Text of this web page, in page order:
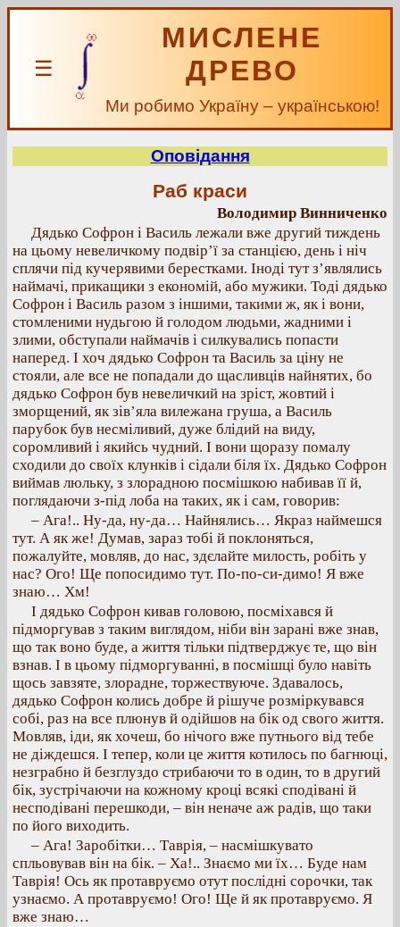
☰
МИСЛЕНЕ
ДРЕВО
Ми робимо Україну – українською!
Оповідання
Раб краси
Володимир Винниченко
Дядько Софрон і Василь лежали вже другий тиждень
на цьому невеличкому подвір’ї за станцією, день і ніч
сплячи під кучерявими берестками. Іноді тут з’являлись
наймачі, прикащики з економій, або мужики. Тоді дядько
Софрон і Василь разом з іншими, такими ж, як і вони,
стомленими нудьгою й голодом людьми, жадними і
злими, обступали наймачів і силкувались попасти
наперед. І хоч дядько Софрон та Василь за ціну не
стояли, але все не попадали до щасливців найнятих, бо
дядько Софрон був невеличкий на зріст, жовтий і
зморщений, як зів’яла вилежана груша, а Василь
парубок був несміливий, дуже блідий на виду,
соромливий і якийсь чудний. І вони щоразу помалу
сходили до своїх клунків і сідали біля їх. Дядько Софрон
виймав люльку, з злорадною посмішкою набивав її й,
поглядаючи з-під лоба на таких, як і сам, говорив:
– Ага!.. Ну-да, ну-да… Найнялись… Якраз наймешся
тут. А як же! Думав, зараз тобі й поклоняться,
пожалуйте, мовляв, до нас, здєлайте милость, робіть у
нас? Ого! Ще попосидимо тут. По-по-си-димо! Я вже
знаю… Хм!
І дядько Софрон кивав головою, посміхався й
підморгував з таким виглядом, ніби він зарані вже знав,
що так воно буде, а життя тільки підтверджує те, що він
взнав. І в цьому підморгуванні, в посмішці було навіть
щось завзяте, злорадне, торжествуюче. Здавалось,
дядько Софрон колись добре й рішуче розміркувався
собі, раз на все плюнув й одійшов на бік од свого життя.
Мовляв, іди, як хочеш, бо нічого вже путнього від тебе
не діждешся. І тепер, коли це життя котилось по багнюці,
незграбно й безглуздо стрибаючи то в один, то в другий
бік, зустрічаючи на кожному кроці всякі сподівані й
несподівані перешкоди, – він неначе аж радів, що таки
по його виходить.
– Ага! Заробітки… Таврія, – насмішкувато
спльовував він на бік. – Ха!.. Знаємо ми їх… Буде нам
Таврія! Ось як протавруємо отут послідні сорочки, так
узнаємо. А протавруємо! Ого! Ще й як протавруємо. Я
вже знаю…